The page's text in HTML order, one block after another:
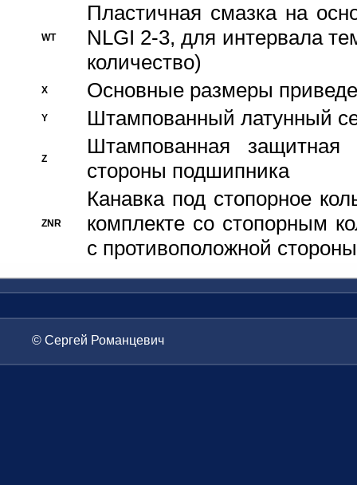
WT
Пластичная смазка на
NLGI 2-3, для интервала
количество)
X Основные размеры
Y Штампованный латунный
Z
Штампованная
стороны подшипника
ZNR
Канавка под стопорное
комплекте со стопорным
с противоположной стороны
© Сергей Романцевич